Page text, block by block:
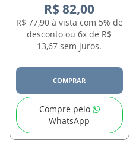
R$ 82,00
R$ 77,90 à vista com 5% de
desconto ou 6x de R$
13,67 sem juros.
COMPRAR
Compre pelo
WhatsApp